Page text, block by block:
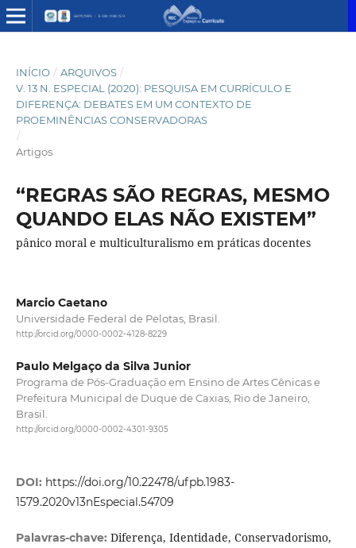
INÍCIO / ARQUIVOS /
V. 13 N. ESPECIAL (2020): PESQUISA EM CURRÍCULO E
DIFERENÇA: DEBATES EM UM CONTEXTO DE
PROEMINÊNCIAS CONSERVADORAS
/
Artigos
“REGRAS SÃO REGRAS, MESMO
QUANDO ELAS NÃO EXISTEM”
pânico moral e multiculturalismo em práticas docentes
Marcio Caetano
Universidade Federal de Pelotas, Brasil.
http://orcid.org/0000-0002-4128-8229
Paulo Melgaço da Silva Junior
Programa de Pós-Graduação em Ensino de Artes Cênicas e
Prefeitura Municipal de Duque de Caxias, Rio de Janeiro,
Brasil.
http://orcid.org/0000-0002-4301-9305
DOI: https://doi.org/10.22478/ufpb.1983-
1579.2020v13nEspecial.54709
Palavras-chave: Diferença, Identidade, Conservadorismo,